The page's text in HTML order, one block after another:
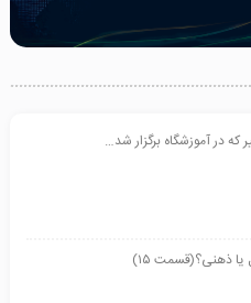
که در آموزشگاه برگزار شد…
یا ذهنی؟(قسمت ۱۵)